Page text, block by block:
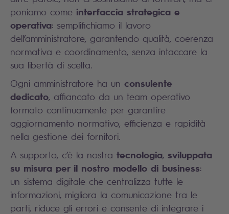
poniamo come interfaccia strategica e
operativa: semplifichiamo il lavoro
dell’amministratore, garantendo qualità, coerenza
normativa e coordinamento, senza intaccare la
sua libertà di scelta.
Ogni amministratore ha un consulente
dedicato, affiancato da un team operativo
formato continuamente per garantire
aggiornamento normativo, efficienza e rapidità
nella gestione dei fornitori.
A supporto, c’è la nostra tecnologia, sviluppata
su misura per il nostro modello di business:
un sistema digitale che centralizza tutte le
informazioni, migliora la comunicazione tra le
parti, riduce gli errori e consente di integrare i